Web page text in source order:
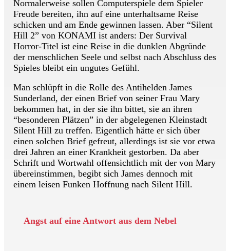
Normalerweise sollen Computerspiele dem Spieler
Freude bereiten, ihn auf eine unterhaltsame Reise
schicken und am Ende gewinnen lassen. Aber “Silent
Hill 2” von KONAMI ist anders: Der Survival
Horror-Titel ist eine Reise in die dunklen Abgründe
der menschlichen Seele und selbst nach Abschluss des
Spieles bleibt ein ungutes Gefühl.
Man schlüpft in die Rolle des Antihelden James
Sunderland, der einen Brief von seiner Frau Mary
bekommen hat, in der sie ihn bittet, sie an ihren
“besonderen Plätzen” in der abgelegenen Kleinstadt
Silent Hill zu treffen. Eigentlich hätte er sich über
einen solchen Brief gefreut, allerdings ist sie vor etwa
drei Jahren an einer Krankheit gestorben. Da aber
Schrift und Wortwahl offensichtlich mit der von Mary
übereinstimmen, begibt sich James dennoch mit
einem leisen Funken Hoffnung nach Silent Hill.
Angst auf eine Antwort aus dem Nebel